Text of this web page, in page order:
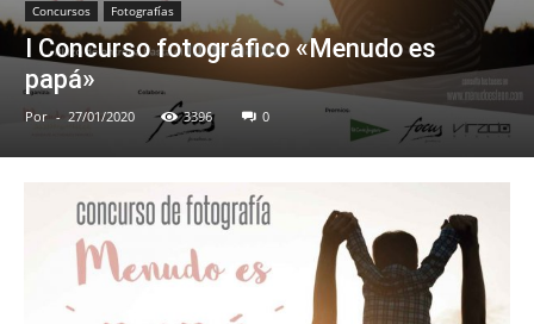
Concursos Fotografías
I Concurso fotográfico «Menudo es
papá»
Por - 27/01/2020 3396 0